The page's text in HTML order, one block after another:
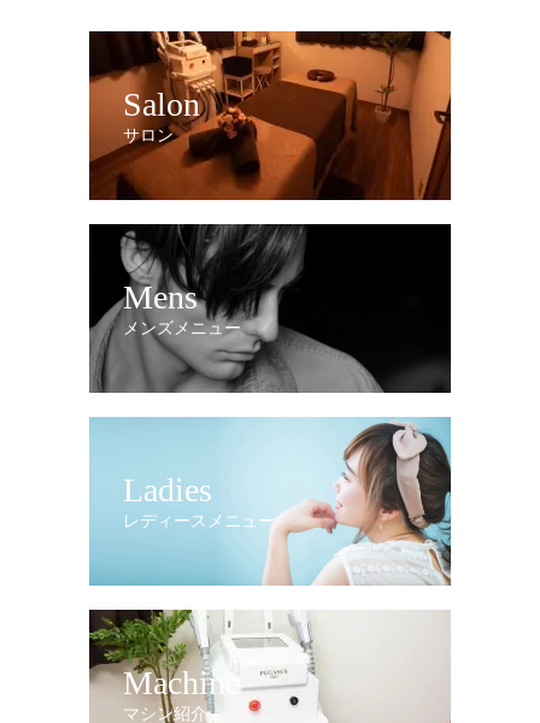
Salon
サロン
Mens
メンズメニュー
Ladies
レディースメニュー
Machine
マシン紹介